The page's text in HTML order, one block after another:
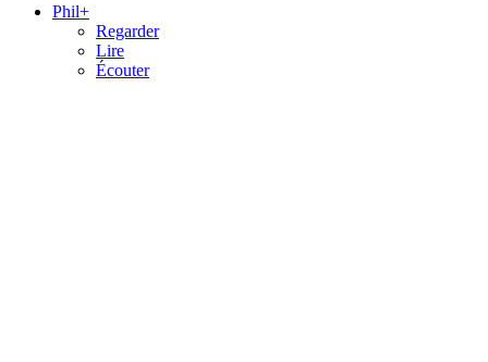
Phil+
Regarder
Lire
Écouter